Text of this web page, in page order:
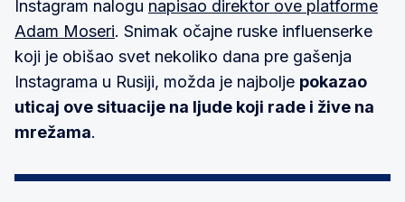
Instagram nalogu napisao direktor ove platforme
Adam Moseri. Snimak očajne ruske influenserke
koji je obišao svet nekoliko dana pre gašenja
Instagrama u Rusiji, možda je najbolje pokazao
uticaj ove situacije na ljude koji rade i žive na
mrežama.